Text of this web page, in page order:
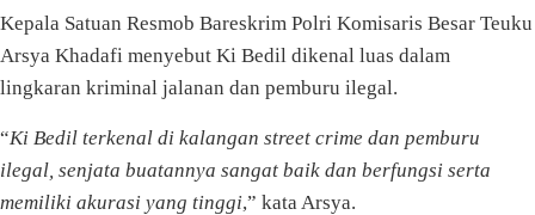
Kepala Satuan Resmob Bareskrim Polri Komisaris Besar Teuku
Arsya Khadafi menyebut Ki Bedil dikenal luas dalam
lingkaran kriminal jalanan dan pemburu ilegal.
“Ki Bedil terkenal di kalangan street crime dan pemburu
ilegal, senjata buatannya sangat baik dan berfungsi serta
memiliki akurasi yang tinggi,” kata Arsya.